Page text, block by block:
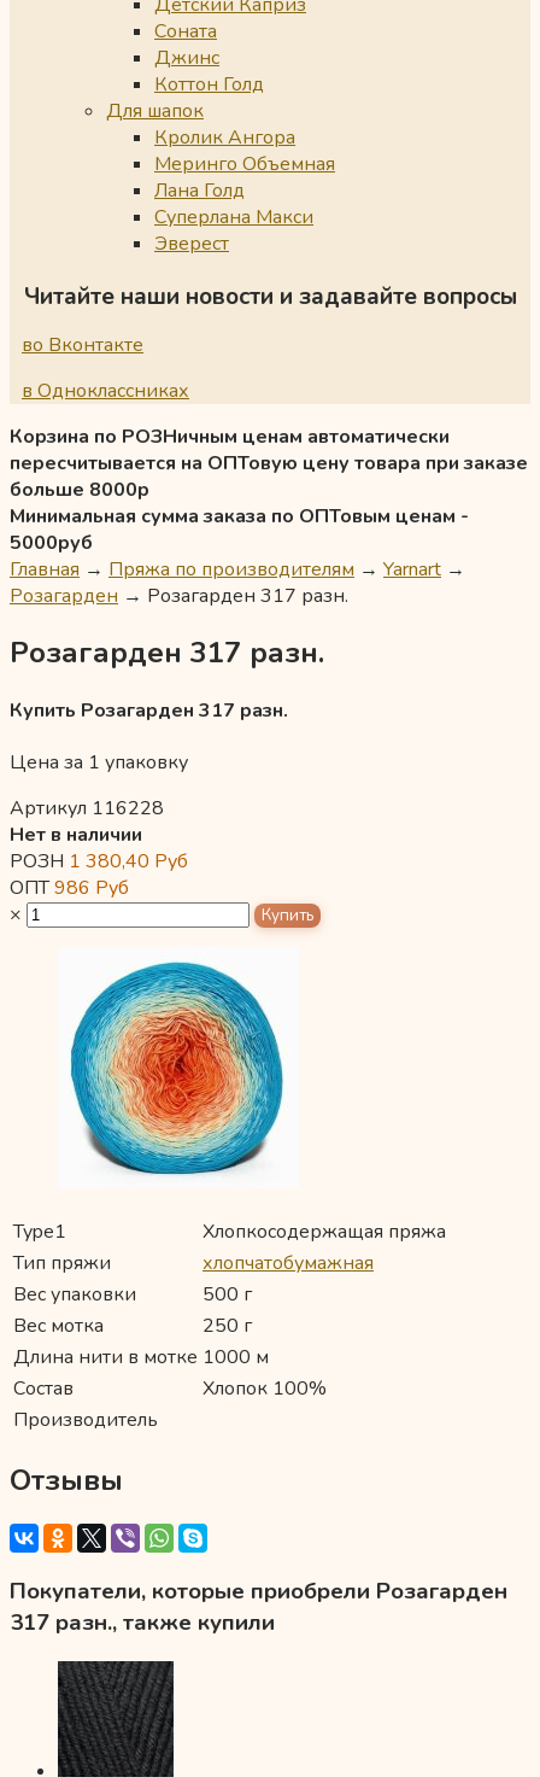
Соната
Джинс
Коттон Голд
Для шапок
Кролик Ангора
Меринго Объемная
Лана Голд
Суперлана Макси
Эверест
Читайте наши новости и задавайте вопросы
во Вконтакте
в Одноклассниках
Корзина по РОЗНичным ценам автоматически
пересчитывается на ОПТовую цену товара при заказе
больше 8000р
Минимальная сумма заказа по ОПТовым ценам -
5000руб
Главная → Пряжа по производителям → Yarnart →
Розагарден → Розагарден 317 разн.
Розагарден 317 разн.
Купить Розагарден 317 разн.
Цена за 1 упаковку
Артикул 116228
Нет в наличии
РОЗН 1 380,40 Руб
ОПТ986 Руб
×
Type1
Хлопкосодержащая пряжа
Тип пряжи
хлопчатобумажная
Вес упаковки
500 г
Вес мотка
250 г
Длина нити в мотке 1000 м
Состав
Хлопок 100%
Производитель
Отзывы
Покупатели, которые приобрели Розагарден
317 разн., также купили